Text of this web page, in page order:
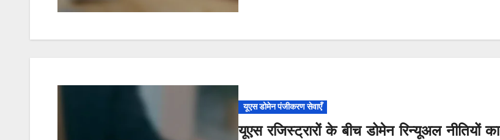
यूएस डोमेन पंजीकरण सेवाएँ
यूएस रजिस्ट्रारों के बीच डोमेन रिन्यूअल नीतियों का